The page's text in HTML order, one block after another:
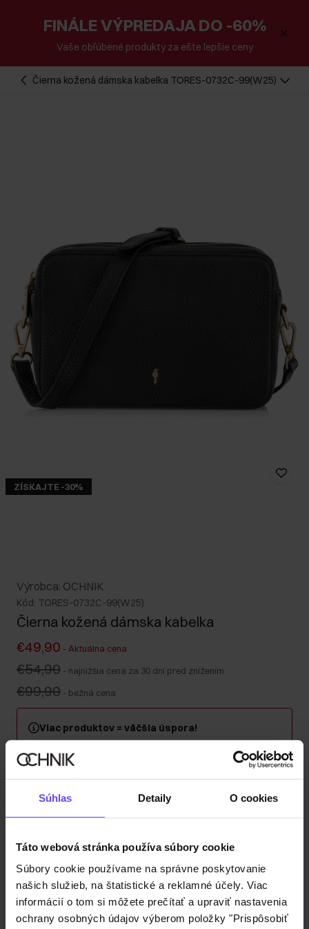
Súhlas Detaily O cookies
Táto webová stránka používa súbory cookie
Súbory cookie používame na správne poskytovanie
našich služieb, na štatistické a reklamné účely. Viac
informácií o tom si môžete prečítať a upraviť nastavenia
ochrany osobných údajov výberom položky "Prispôsobiť
FINÁLE VÝPREDAJA DO -60%
Vaše obľúbené produkty za ešte lepšie ceny
Čierna kožená dámska kabelka TORES-0732C-99(W25)
ZÍSKAJTE -30%
Výrobca: OCHNIK
Kód: TORES-0732C-99(W25)
Čierna kožená dámska kabelka
€49,90 - Aktuálna cena
€54,90 - najnižšia cena za 30 dní pred znížením
€99,90 - bežná cena
Viac produktov = väčšia úspora!
Kúpte si minimálne 2 kusy z kategórie kabeliek, kufrov
alebo cestovných kozmetických taštičiek a získajte 30
% zľavu na druhý a každý ďalší kus! Kombinujte
ľubovoľne – zľava sa automaticky započítava v košíku.
Popis produktu
Detaily